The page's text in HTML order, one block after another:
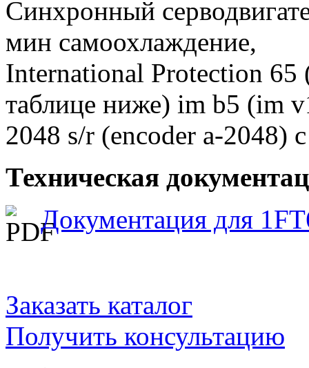
Синхронный
мин самоохлаждение,
International Protection 65
таблице ниже) im b5 (im
2048 s/r (encoder a-2048)
Техническая
Документация для
Заказать каталог
Получить консультацию